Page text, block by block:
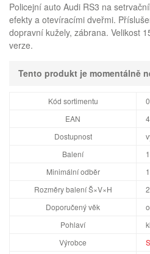
Policejní auto Audi RS3 na
efekty a otevíracími dveřmi.
dopravní kužely, zábrana. Velikost
verze.
Tento produkt je momentálně
Kód sortimentu
EAN
Dostupnost
Balení
Minimální odběr
Rozměry balení Š×V×H
Doporučený věk
Pohlaví
Výrobce